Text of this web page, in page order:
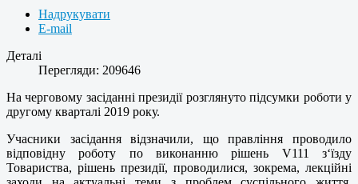
Надрукувати
E-mail
Деталі
Перегляди: 209646
На черговому засіданні президії розглянуто підсумки роботи у
другому кварталі 2019 року.
Учасники засідання відзначили, що правління проводило
відповідну роботу по виконанню рішень V111 з‘їзду
Товариства, рішень президії, проводилися, зокрема, лекційні